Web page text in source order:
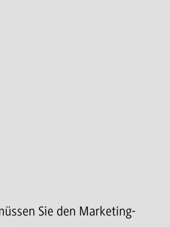
Sie den Marketing-